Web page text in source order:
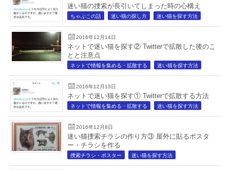
迷い猫の捜索が長引いてしまった時の心構え
ちゃぶこの話 迷い猫の探し方 迷い猫を探す方法
2016年12月14日
ネットで迷い猫を探す② Twitterで拡散した後のこ
とと注意点
ネットで情報を集める・拡散する 迷い猫を探す方法
2016年12月13日
ネットで迷い猫を探す① Twitterで拡散する方法
ネットで情報を集める・拡散する 迷い猫を探す方法
2016年12月8日
迷い猫捜索チラシの作り方③ 屋外に貼るポスタ
ー・チラシを作る
捜索チラシ・ポスター 迷い猫を探す方法